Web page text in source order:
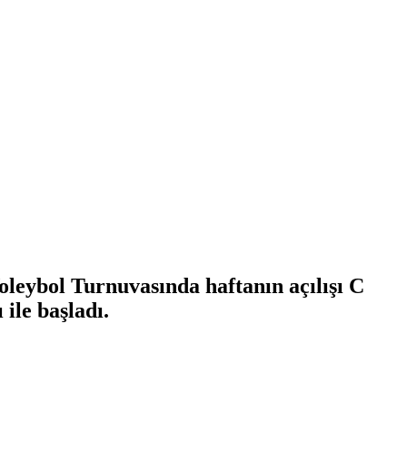
Turnuvasında haftanın açılışı C
başladı.